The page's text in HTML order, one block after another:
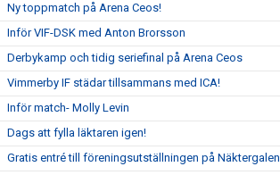
Ny toppmatch på Arena Ceos!
Inför VIF-DSK med Anton Brorsson
Derbykamp och tidig seriefinal på Arena Ceos
Vimmerby IF städar tillsammans med ICA!
Inför match- Molly Levin
Dags att fylla läktaren igen!
Gratis entré till föreningsutställningen på Näktergalen